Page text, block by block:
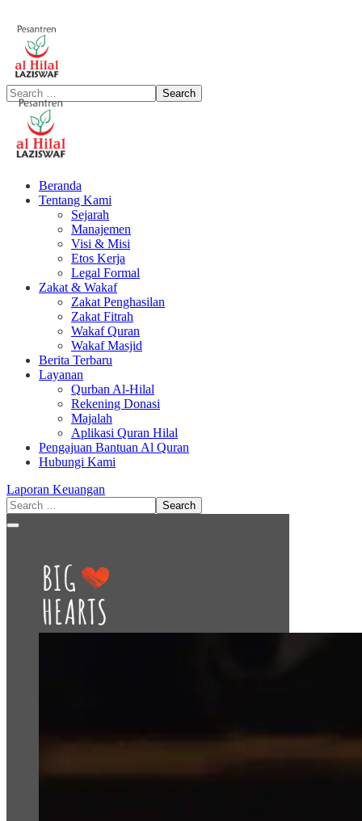
Beranda
Tentang Kami
Sejarah
Manajemen
Visi & Misi
Etos Kerja
Legal Formal
Zakat & Wakaf
Zakat Penghasilan
Zakat Fitrah
Wakaf Quran
Wakaf Masjid
Berita Terbaru
Layanan
Qurban Al-Hilal
Rekening Donasi
Majalah
Aplikasi Quran Hilal
Pengajuan Bantuan Al Quran
Hubungi Kami
Laporan Keuangan